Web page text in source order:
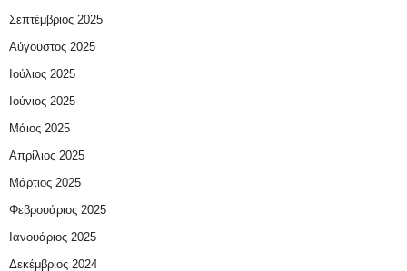
Σεπτέμβριος 2025
Αύγουστος 2025
Ιούλιος 2025
Ιούνιος 2025
Μάιος 2025
Απρίλιος 2025
Μάρτιος 2025
Φεβρουάριος 2025
Ιανουάριος 2025
Δεκέμβριος 2024